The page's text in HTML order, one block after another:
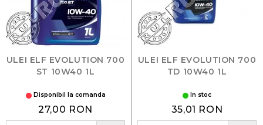
ULEI ELF EVOLUTION 700
ST 10W40 1L
Disponibil la comanda
27,00 RON
ULEI ELF EVOLUTION 700
TD 10W40 1L
In stoc
35,01 RON